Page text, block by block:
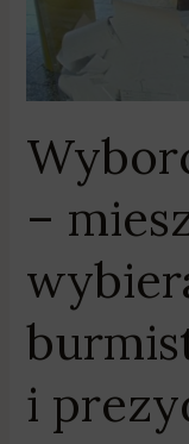
–
i
wójtów
prezydentów